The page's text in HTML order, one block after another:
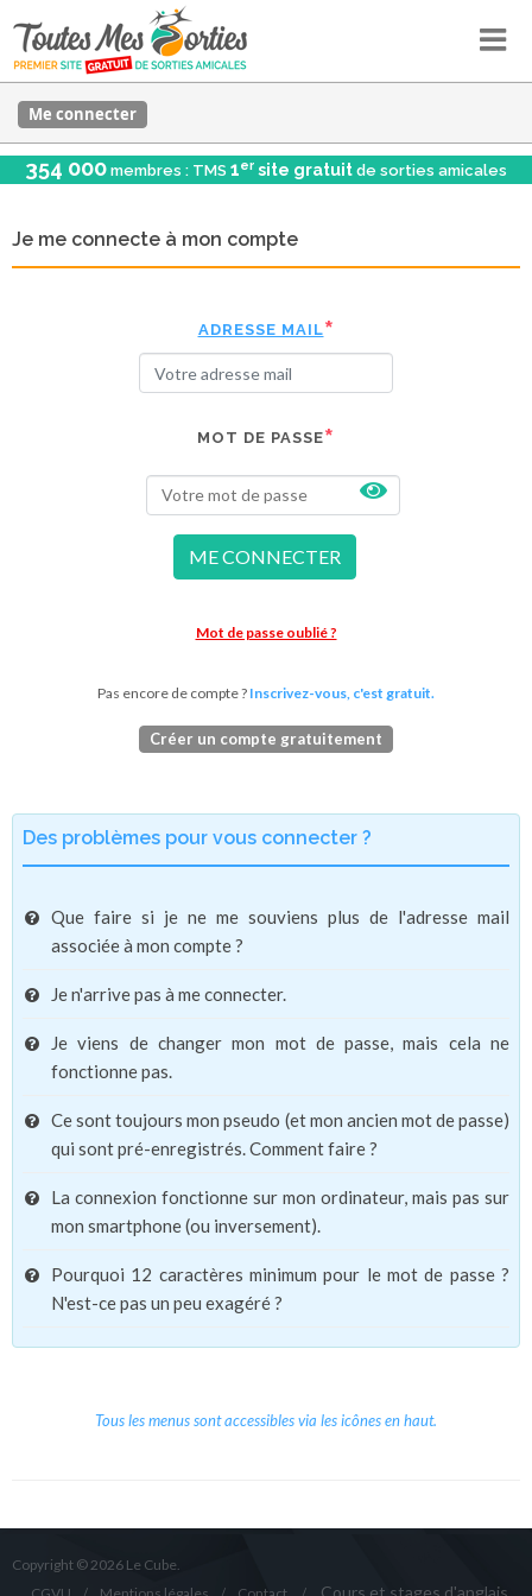
Me connecter
354 000 membres : TMS 1er site gratuit de sorties amicales
Je me connecte à mon compte
ADRESSE MAIL
MOT DE PASSE
ME CONNECTER
Mot de passe oublié ?
Pas encore de compte ? Inscrivez-vous, c'est gratuit.
Créer un compte gratuitement
Des problèmes pour vous connecter ?
Que faire si je ne me souviens plus de l'adresse mail
associée à mon compte ?
Je n'arrive pas à me connecter.
Je viens de changer mon mot de passe, mais cela ne
fonctionne pas.
Ce sont toujours mon pseudo (et mon ancien mot de passe)
qui sont pré-enregistrés. Comment faire ?
La connexion fonctionne sur mon ordinateur, mais pas sur
mon smartphone (ou inversement).
Pourquoi 12 caractères minimum pour le mot de passe ?
N'est-ce pas un peu exagéré ?
Tous les menus sont accessibles via les icônes en haut.
Copyright © 2026 Le Cube.
Cours et stages d'anglais